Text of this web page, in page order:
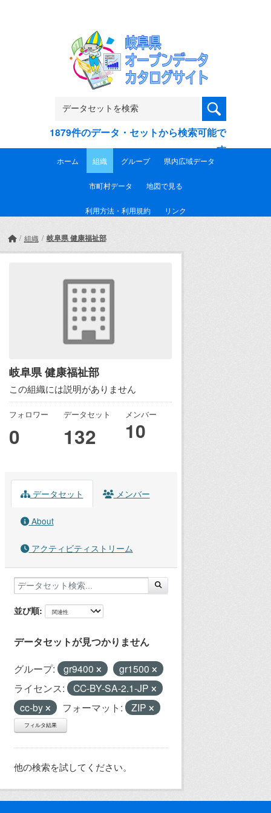
1879件のデータ・セットから検索可能で
す
ホーム 組織 グループ 県内広域データ
市町村データ 地図で見る
利用方法・利用規約 リンク
組織 岐阜県 健康福祉部
岐阜県 健康福祉部
この組織には説明がありません
フォロワー
0
データセット
132
メンバー
10
データセット メンバー
About
アクティビティストリーム
並び順
データセットが見つかりません
グループ: gr9400
gr1500
ライセンス:
CC-BY-SA-2.1-JP
cc-by
フォーマット: ZIP
フィルタ結果
他の検索を試してください。